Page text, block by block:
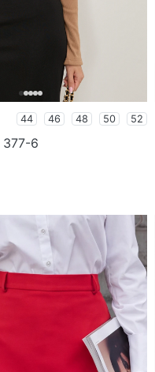
44 46 48 50 52
377-6